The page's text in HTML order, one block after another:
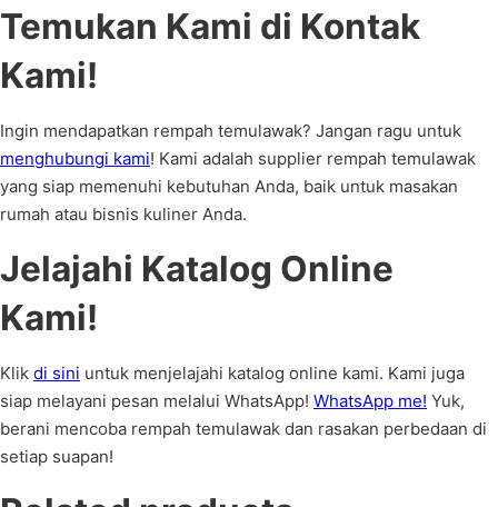
Temukan Kami di Kontak
Kami!
Ingin mendapatkan rempah temulawak? Jangan ragu untuk
menghubungi kami! Kami adalah supplier rempah temulawak
yang siap memenuhi kebutuhan Anda, baik untuk masakan
rumah atau bisnis kuliner Anda.
Jelajahi Katalog Online
Kami!
Klik di sini untuk menjelajahi katalog online kami. Kami juga
siap melayani pesan melalui WhatsApp! WhatsApp me! Yuk,
berani mencoba rempah temulawak dan rasakan perbedaan di
setiap suapan!